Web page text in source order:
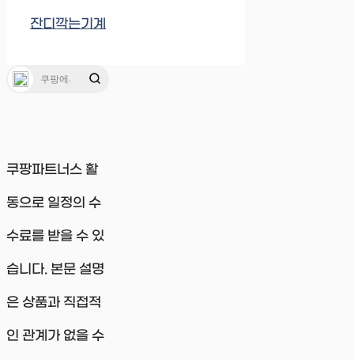
잔디깍는기계
쿠팡파트너스 활
동으로 일정의 수
수료를 받을 수 있
습니다. 본문 설명
은 상품과 직접적
인 관계가 없을 수